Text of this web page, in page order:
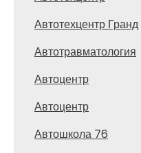
Автотехцентр Гранд
Автотравматология
Автоцентр
Автоцентр
Автошкола 76